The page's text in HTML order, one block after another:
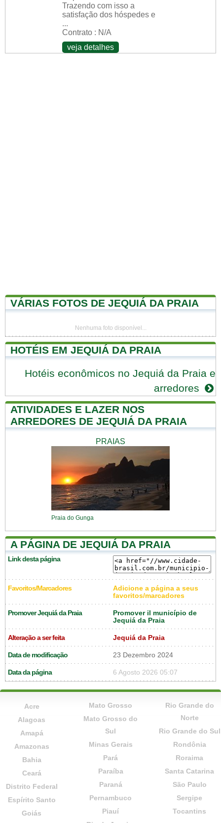
Trazendo com isso a
satisfação dos hóspedes e
...
Contrato : N/A
veja detalhes
VÁRIAS FOTOS DE JEQUIÁ DA PRAIA
Nenhuma foto disponível...
HOTÉIS EM JEQUIÁ DA PRAIA
Hotéis econômicos no Jequiá da Praia e
arredores
ATIVIDADES E LAZER NOS
ARREDORES DE JEQUIÁ DA PRAIA
PRAIAS
Praia do Gunga
A PÁGINA DE JEQUIÁ DA PRAIA
Link desta página
Favoritos/Marcadores
Adicione a página a seus
favoritos/marcadores
Promover Jequiá da Praia
Promover il município de
Jequiá da Praia
Alteração a ser feita Jequiá da Praia
Data de modificação 23 Dezembro 2024
Data da página 6 Agosto 2026 05:07
Acre
Alagoas
Amapá
Amazonas
Bahia
Ceará
Distrito Federal
Espírito Santo
Goiás
Mato Grosso
Mato Grosso do
Sul
Minas Gerais
Pará
Paraíba
Paraná
Pernambuco
Piauí
Rio Grande do
Norte
Rio Grande do Sul
Rondônia
Roraima
Santa Catarina
São Paulo
Sergipe
Tocantins